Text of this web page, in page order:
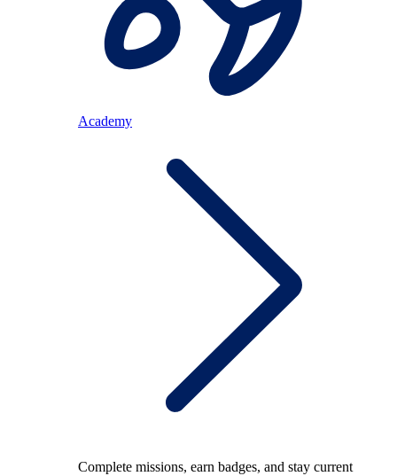
Academy
Complete missions, earn badges, and stay current